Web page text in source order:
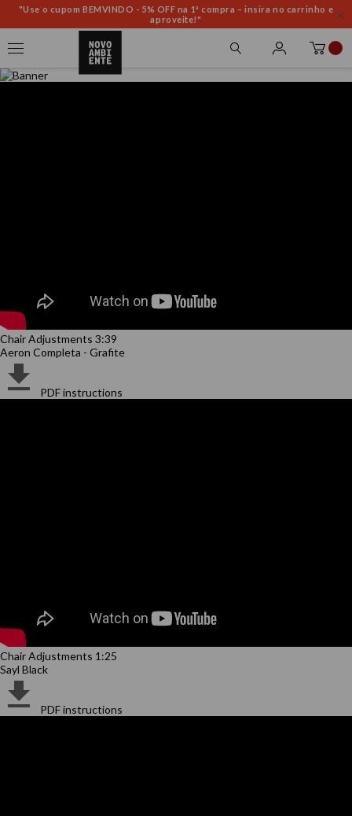
"Use o cupom BEMVINDO - 5% OFF na 1ª compra – insira no carrinho e
aproveite!"
Chair Adjustments 3:39
Aeron Completa - Grafite
PDF instructions
Chair Adjustments 1:25
Sayl Black
PDF instructions